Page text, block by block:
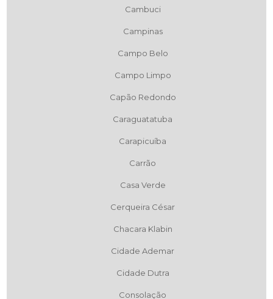
Cambuci
Campinas
Campo Belo
Campo Limpo
Capão Redondo
Caraguatatuba
Carapicuíba
Carrão
Casa Verde
Cerqueira César
Chacara Klabin
Cidade Ademar
Cidade Dutra
Consolação